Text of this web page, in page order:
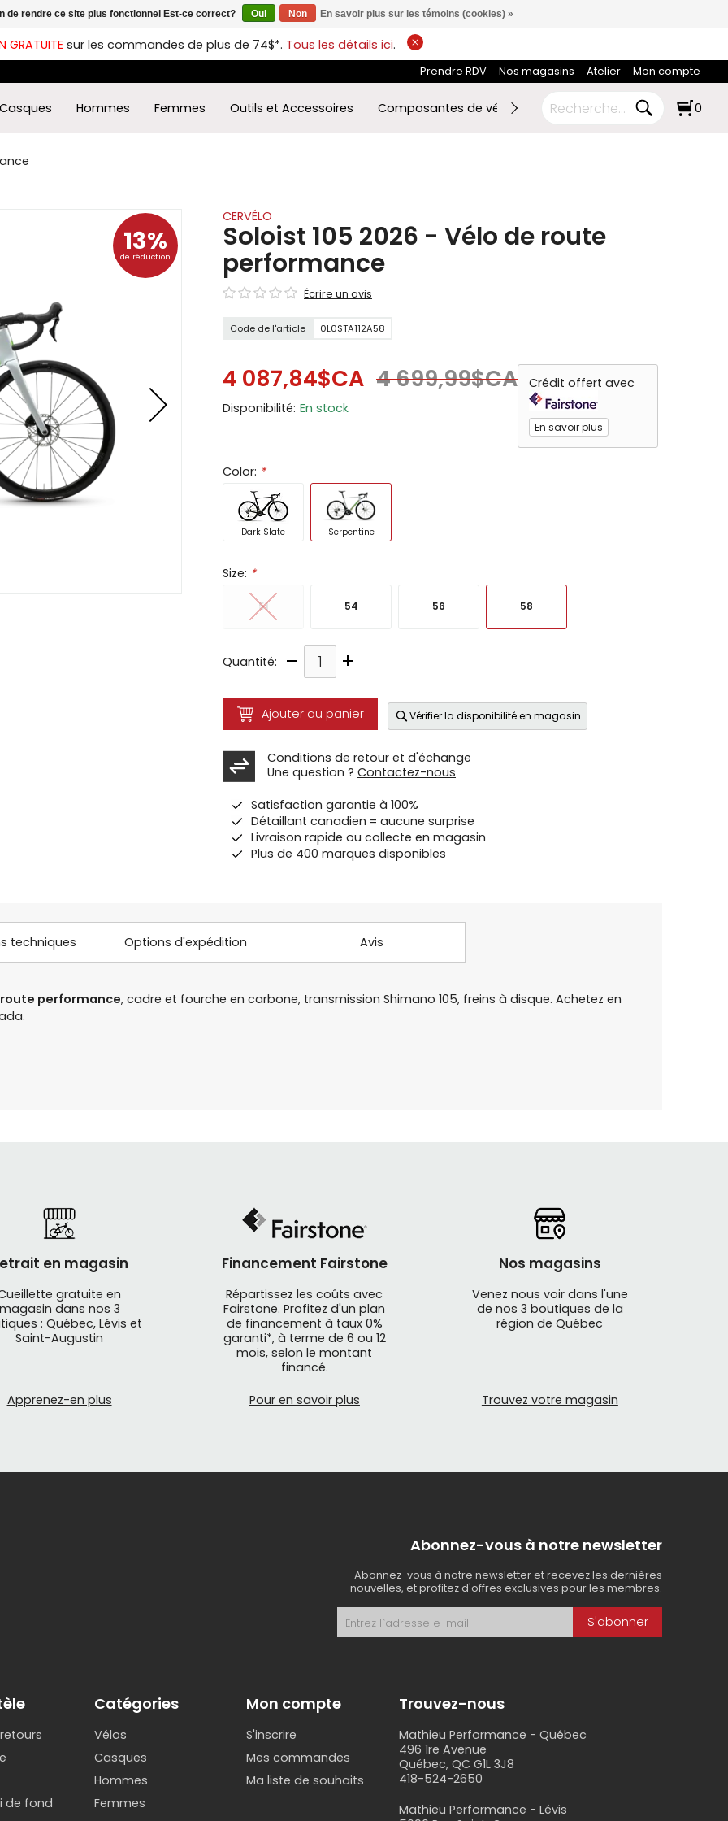
GRATUITEsur les commandes de plus de 74$*. Tous les détails ici.
Prendre RDV Nos magasins Atelier Mon compte
Casques Hommes Femmes Outils et Accessoires Composantes de vélo Ski de fond RABAIS FIN DE
0
13%
de réduction
CERVÉLO
Soloist 105 2026 - Vélo de route
performance
Écrire un avis
Code de l'article 0L0STA112A58
4 087,84$CA 4 699,99$CA
Disponibilité: En stock
Crédit offert avec
En savoir plus
Color: *
Dark Slate Serpentine
Size: *
51 54 56 58
Quantité: – +
Ajouter au panier Vérifier la disponibilité en magasin
Conditions de retour et d'échange
Une question ? Contactez-nous
Satisfaction garantie à 100%
Détaillant canadien = aucune surprise
Livraison rapide ou collecte en magasin
Plus de 400 marques disponibles
techniques Options d'expédition Avis
performance, cadre et fourche en carbone, transmission Shimano 105, freins à disque. Achetez en
en magasin
gratuite en
magasin dans nos 3
: Québec, Lévis et
Saint-Augustin
Apprenez-en plus
Financement Fairstone
Répartissez les coûts avec
Fairstone. Profitez d'un plan
de financement à taux 0%
garanti*, à terme de 6 ou 12
mois, selon le montant
financé.
Pour en savoir plus
Nos magasins
Venez nous voir dans l'une
de nos 3 boutiques de la
région de Québec
Trouvez votre magasin
Abonnez-vous à notre newsletter
Abonnez-vous à notre newsletter et recevez les dernières
nouvelles, et profitez d'offres exclusives pour les membres.
S'abonner
de fond
Catégories
Vélos
Casques
Hommes
Femmes
Mon compte
S'inscrire
Mes commandes
Ma liste de souhaits
Trouvez-nous
Mathieu Performance - Québec
496 1re Avenue
Québec, QC G1L 3J8
418-524-2650
Mathieu Performance - Lévis
de rendre ce site plus fonctionnel Est-ce correct? Oui Non En savoir plus sur les témoins (cookies) »